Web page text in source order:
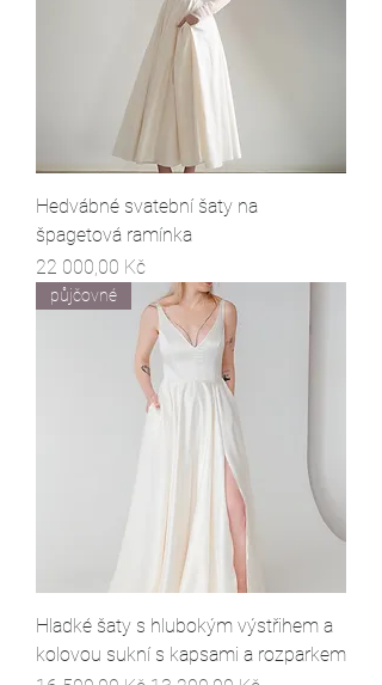
Hedvábné svatební šaty na
špagetová ramínka
Cena
22 000,00 Kč
půjčovné
Hladké šaty s hlubokým výstřihem a
kolovou sukní s kapsami a rozparkem